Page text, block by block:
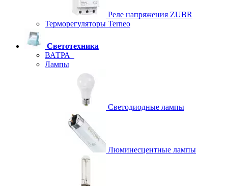
Реле напряжения ZUBR
Терморегуляторы Terneo
Светотехника
ВАТРА
Лампы
Светодиодные лампы
Люминесцентные лампы